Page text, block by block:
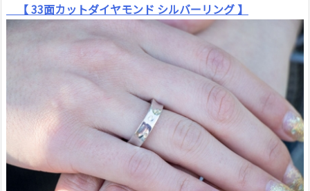
【 33面カットダイヤモンド シルバーリング 】